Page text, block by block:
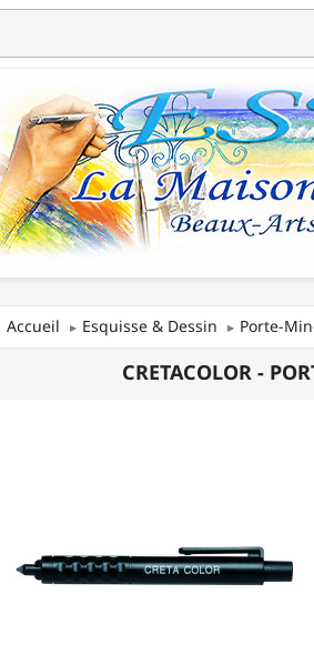
Accueil Esquisse & Dessin Porte-
CRETACOLOR
BASIC
CRETACOLOR -